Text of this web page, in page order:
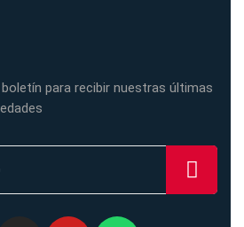
para recibir nuestras últimas